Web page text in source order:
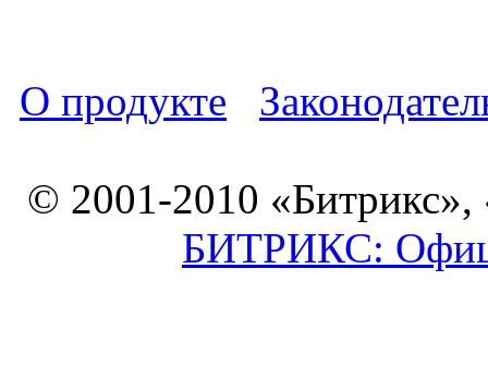
О продукте
© 2001-2010 «Битрикс»,
БИТРИКС: